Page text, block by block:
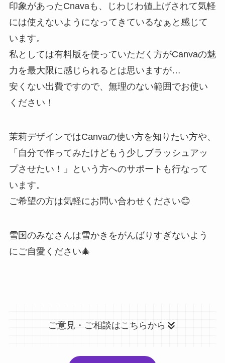
印象があったCnavaも、じわじわ値上げされて気軽
には使えないようになってきているなぁと感じて
います。
私としては有料版を使っていただく方がCanvaの魅
力を最大限に感じられるとは思いますが…
安くない出費ですので、無理のない範囲でお使い
ください！
茉莉デザインではCanvaの使い方を知りたい方や、
「自分で作ってみたけどもう少しブラッシュアッ
プさせたい！」という方へのサポートも行なって
います。
ご希望の方は気軽にお問い合わせください😊
雪国のみなさんは雪かきをがんばりすぎないよう
にご自愛ください🎄
ご意見・ご相談はこちらから